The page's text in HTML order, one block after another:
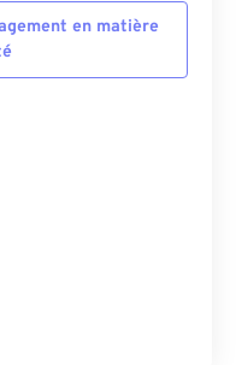
en matière